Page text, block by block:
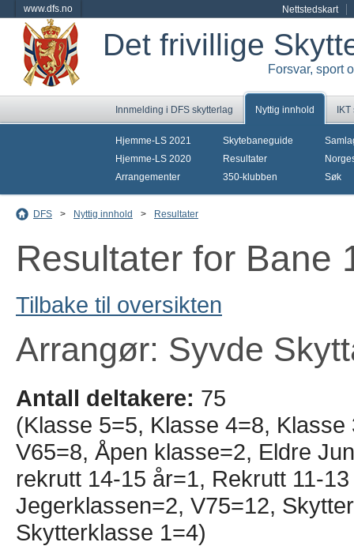
www.dfs.no Nettstedskart
Det frivillige
Forsvar, sport
Innmelding i DFS skytterlag Nyttig innhold
Hjemme-LS 2021
Hjemme-LS 2020
Arrangementer
Skytebaneguide
Resultater
350-klubben
Søk
DFS > Nyttig innhold > Resultater
Resultater for Bane
Tilbake til oversikten
Arrangør: Syvde
Antall deltakere: 75
(Klasse 5=5, Klasse 4=8,
V65=8, Åpen klasse=2, Eldre
rekrutt 14-15 år=1, Rekrutt 11-
Jegerklassen=2, V75=12,
Skytterklasse 1=4)